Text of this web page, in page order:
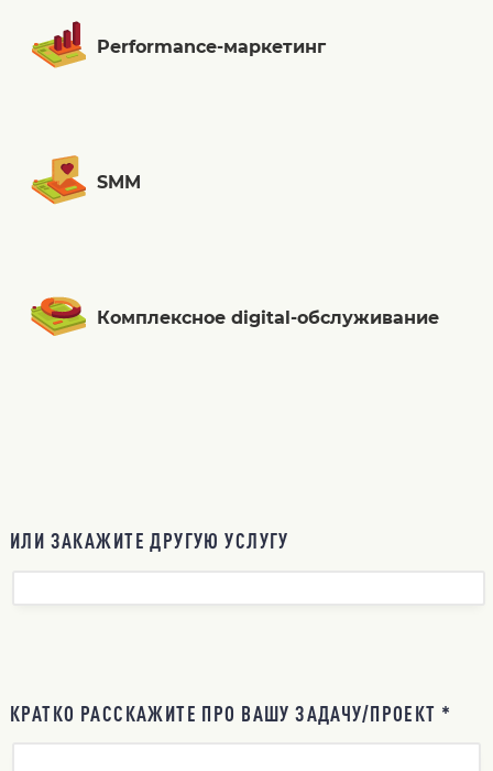
Performance-маркетинг
SMM
Комплексное digital-обслуживание
ИЛИ ЗАКАЖИТЕ ДРУГУЮ УСЛУГУ
КРАТКО РАССКАЖИТЕ ПРО ВАШУ ЗАДАЧУ/ПРОЕКТ *